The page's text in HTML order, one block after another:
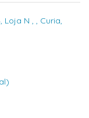
Loja N , , Curia,